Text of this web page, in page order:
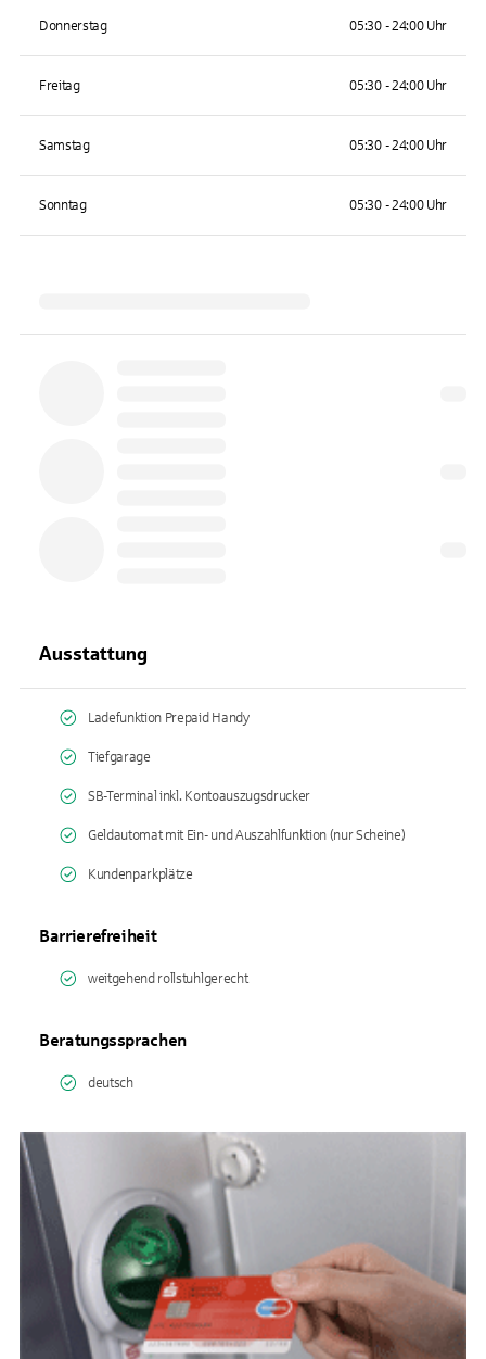
Donnerstag 05:30 - 24:00 Uhr
Freitag 05:30 - 24:00 Uhr
Samstag 05:30 - 24:00 Uhr
Sonntag 05:30 - 24:00 Uhr
Ausstattung
Ladefunktion Prepaid Handy
Tiefgarage
SB-Terminal inkl. Kontoauszugsdrucker
Geldautomat mit Ein- und Auszahlfunktion (nur Scheine)
Kundenparkplätze
Barrierefreiheit
weitgehend rollstuhlgerecht
Beratungssprachen
deutsch